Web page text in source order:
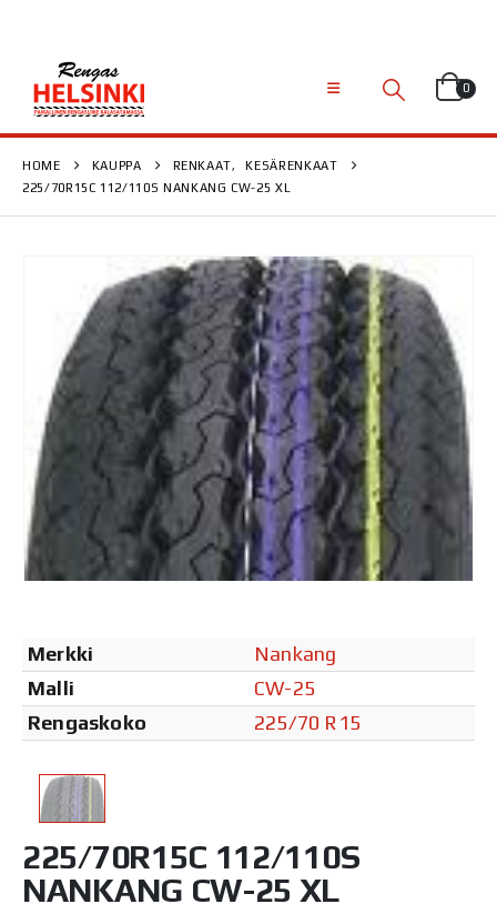
0
HOME KAUPPA RENKAAT,
KESÄRENKAAT
225/70R15C 112/110S NANKANG CW-25 XL
Merkki
Nankang
Malli
CW-25
Rengaskoko
225/70 R15
225/70R15C 112/110S
NANKANG CW-25 XL